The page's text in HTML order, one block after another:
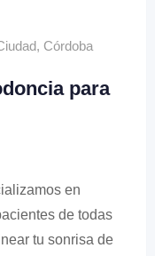
, Córdoba
para
en
de todas
tu sonrisa de